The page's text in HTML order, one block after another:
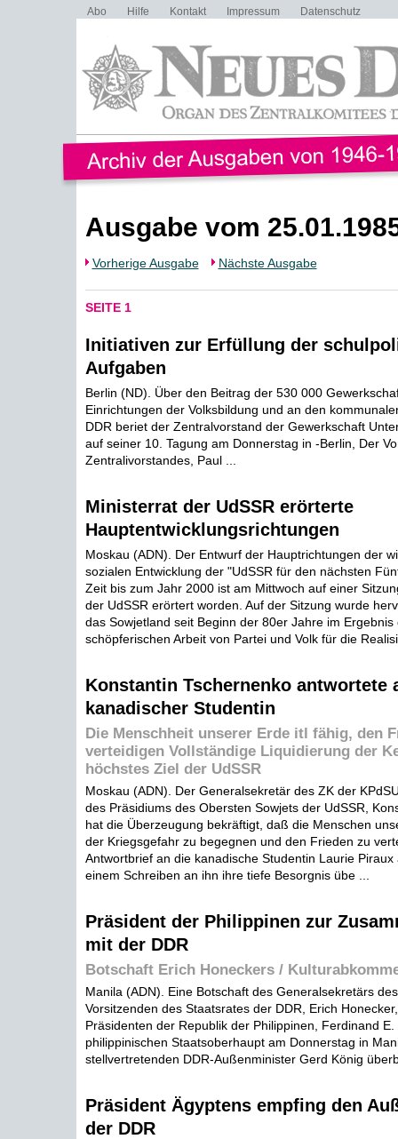
Abo Hilfe Kontakt Impressum Datenschutz
Ausgabe vom
Vorherige Ausgabe Nächste Ausgabe
SEITE 1
Initiativen zur Erfüllung der
Aufgaben
Berlin (ND). Über den Beitrag der 530 000
Einrichtungen der Volksbildung und an den
DDR beriet der Zentralvorstand der Gewerkschaft
auf seiner 10. Tagung am Donnerstag in -Berlin, Der
Zentralivorstandes, Paul ...
Ministerrat der UdSSR erörterte
Hauptentwicklungsrichtungen
Moskau (ADN). Der Entwurf der Hauptrichtungen der
sozialen Entwicklung der "UdSSR für den nächsten
Zeit bis zum Jahr 2000 ist am Mittwoch auf einer
der UdSSR erörtert worden. Auf der Sitzung wurde
das Sowjetland seit Beginn der 80er Jahre im Ergebnis
schöpferischen Arbeit von Partei und Volk für die
Konstantin Tschernenko antwortete
kanadischer Studentin
Die Menschheit unserer Erde itl fähig, den
verteidigen Vollständige Liquidierung der
höchstes Ziel der UdSSR
Moskau (ADN). Der Generalsekretär des ZK der
des Präsidiums des Obersten Sowjets der UdSSR,
hat die Überzeugung bekräftigt, daß die Menschen
der Kriegsgefahr zu begegnen und den Frieden zu
Antwortbrief an die kanadische Studentin Laurie Piraux
einem Schreiben an ihn ihre tiefe Besorgnis übe ...
Präsident der Philippinen zur
mit der DDR
Botschaft Erich Honeckers /
Manila (ADN). Eine Botschaft des Generalsekretärs
Vorsitzenden des Staatsrates der DDR, Erich
Präsidenten der Republik der Philippinen, Ferdinand
philippinischen Staatsoberhaupt am Donnerstag in
stellvertretenden DDR-Außenminister Gerd König
Präsident Ägyptens empfing den
der DDR